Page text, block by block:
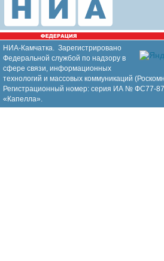
НИА-Камчатка. Зарегистрировано
Федеральной службой по надзору в
сфере связи, информационных
технологий и массовых коммуникаций
Регистрационный номер: серия ИА № ФС77-
«Капелла».